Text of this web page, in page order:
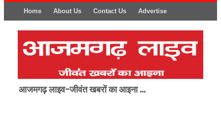
Home About Us Contact Us Advertise
आजमगढ़ लाइव-जीवंत खबरों का आइना ...